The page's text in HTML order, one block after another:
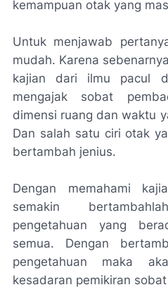
kemampuan otak yang
Untuk menjawab
mudah. Karena
kajian dari ilmu pacul
mengajak sobat
dimensi ruang dan waktu
Dan salah satu ciri otak
bertambah jenius.
Dengan memahami
semakin
pengetahuan yang
semua. Dengan
pengetahuan maka
kesadaran pemikiran